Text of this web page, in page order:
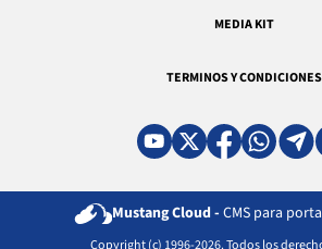
MEDIA KIT
TERMINOS Y CONDICIONES
Mustang Cloud - CMS para